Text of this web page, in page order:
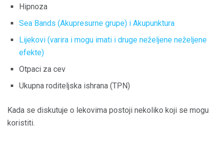
Hipnoza
Sea Bands (Akupresurne grupe) i Akupunktura
Lijekovi (varira i mogu imati i druge neželjene neželjene
efekte)
Otpaci za cev
Ukupna roditeljska ishrana (TPN)
Kada se diskutuje o lekovima postoji nekoliko koji se mogu
koristiti.